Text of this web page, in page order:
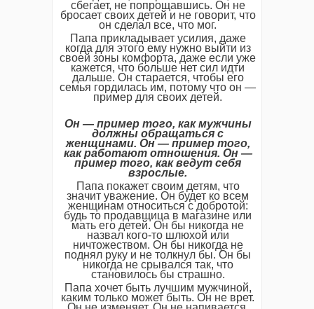
сбегает, не попрощавшись. Он не
бросает своих детей и не говорит, что
он сделал все, что мог.
Папа прикладывает усилия, даже
когда для этого ему нужно выйти из
своей зоны комфорта, даже если уже
кажется, что больше нет сил идти
дальше. Он старается, чтобы его
семья гордилась им, потому что он —
пример для своих детей.
Он — пример того, как мужчины
должны обращаться с
женщинами. Он — пример того,
как работают отношения. Он —
пример того, как ведут себя
взрослые.
Папа покажет своим детям, что
значит уважение. Он будет ко всем
женщинам относиться с добротой:
будь то продавщица в магазине или
мать его детей. Он бы никогда не
назвал кого-то шлюхой или
ничтожеством. Он бы никогда не
поднял руку и не толкнул бы. Он бы
никогда не срывался так, что
становилось бы страшно.
Папа хочет быть лучшим мужчиной,
каким только может быть. Он не врет.